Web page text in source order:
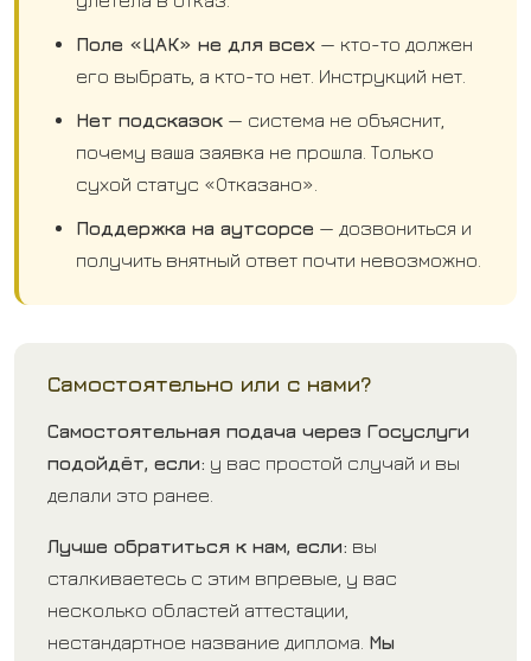
Поле «ЦАК» не для всех — кто-то должен
его выбрать, а кто-то нет. Инструкций нет.
Нет подсказок — система не объяснит,
почему ваша заявка не прошла. Только
сухой статус «Отказано».
Поддержка на аутсорсе — дозвониться и
получить внятный ответ почти невозможно.
Самостоятельно или с нами?
Самостоятельная подача через Госуслуги
подойдёт, если: у вас простой случай и вы
делали это ранее.
Лучше обратиться к нам, если: вы
сталкиваетесь с этим впревые, у вас
несколько областей аттестации,
нестандартное название диплома. Мы